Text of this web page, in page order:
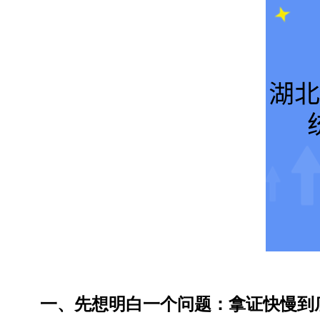
一、先想明白一个问题：拿证快慢到